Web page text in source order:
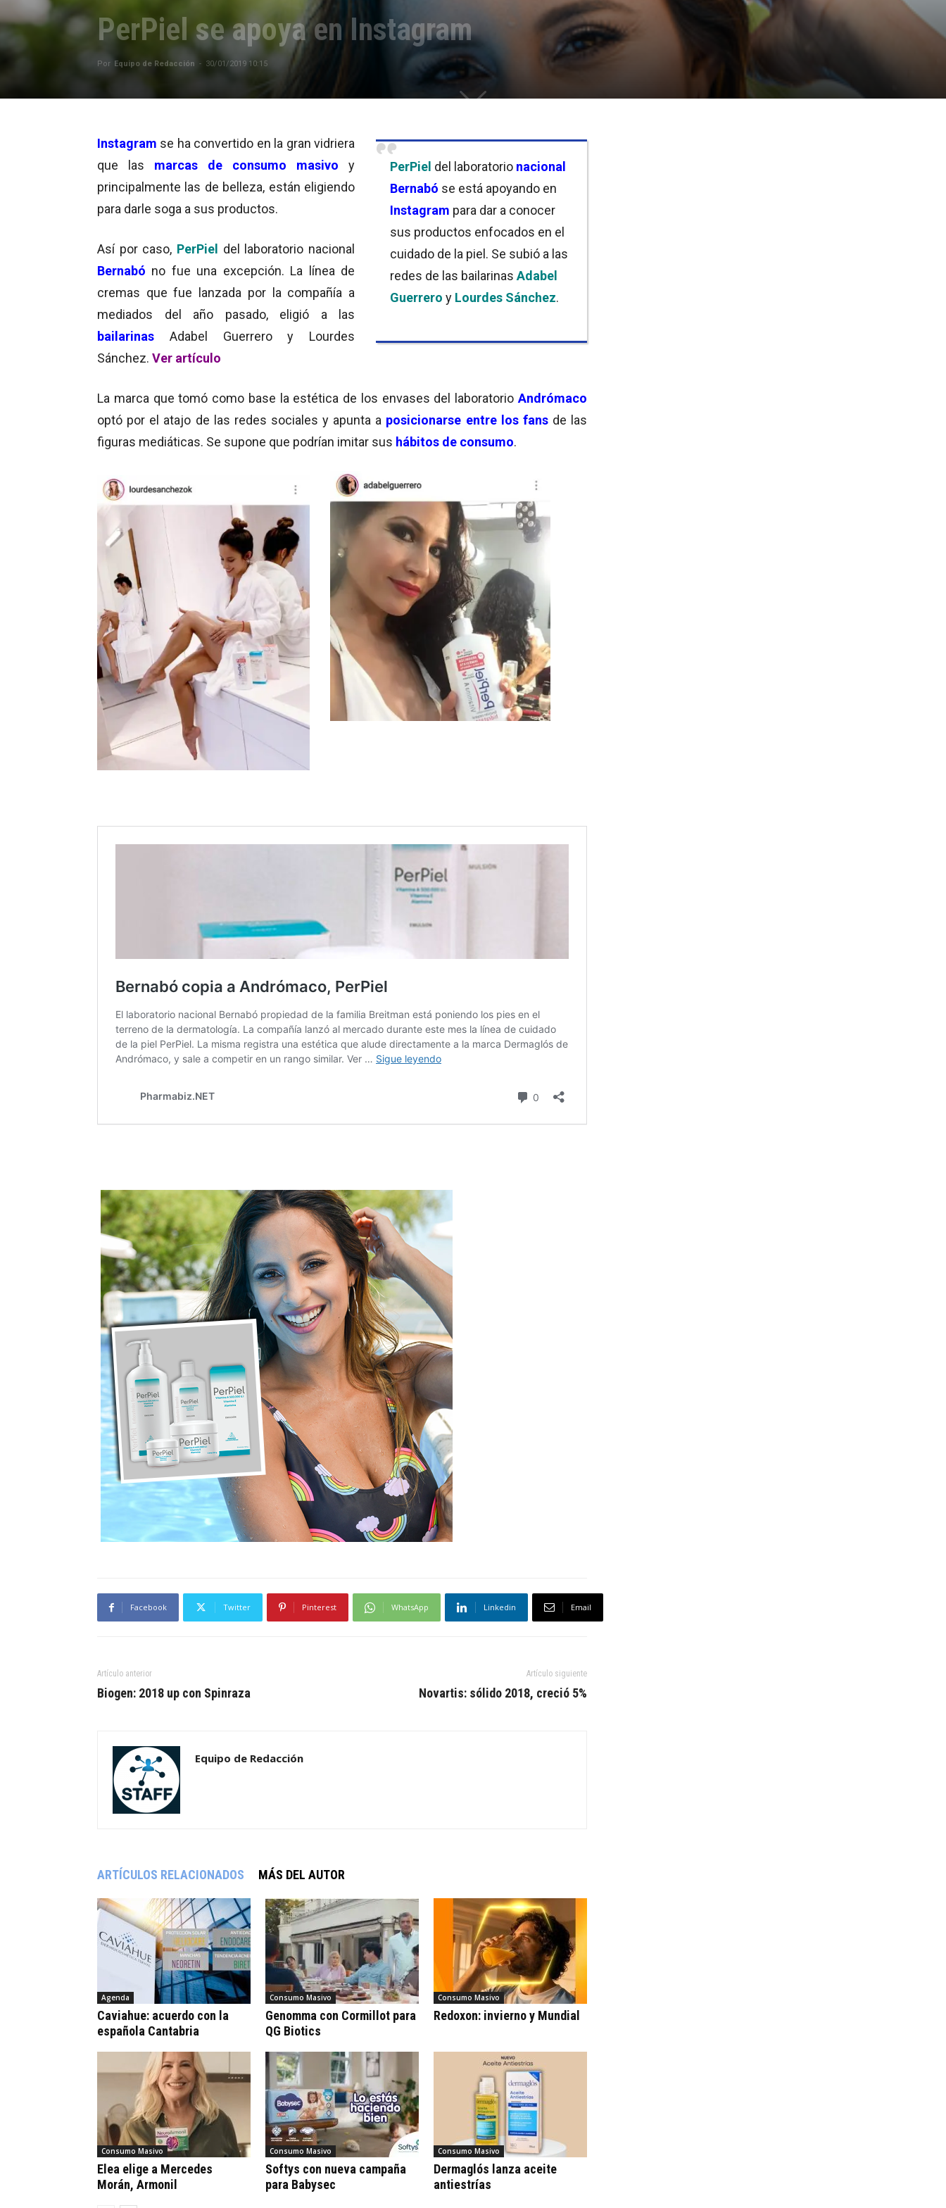
PerPiel se apoya en Instagram
Por Equipo de Redacción - 30/01/2019 10:15
PerPiel del laboratorio nacional
Bernabó se está apoyando en
Instagram para dar a conocer
sus productos enfocados en el
cuidado de la piel. Se subió a las
redes de las bailarinas Adabel
Guerrero y Lourdes Sánchez.
Instagram se ha convertido en la gran vidriera
que las marcas de consumo masivo
y
principalmente las de belleza, están eligiendo
para darle soga a sus productos.
Así por caso, PerPiel del laboratorio nacional
Bernabó no fue una excepción. La línea de
cremas que fue lanzada por la compañía a
mediados del año pasado, eligió a las
bailarinas Adabel Guerrero y Lourdes
Sánchez. Ver artículo
La marca que tomó como base la estética de los envases del laboratorio Andrómaco
optó por el atajo de las redes sociales y apunta a posicionarse entre los fansde las
figuras mediáticas. Se supone que podrían imitar sus hábitos de consumo.
Facebook Twitter Pinterest WhatsApp Linkedin Email
Artículo anterior
Biogen: 2018 up con Spinraza
Artículo siguiente
Novartis: sólido 2018, creció 5%
Equipo de Redacción
ARTÍCULOS RELACIONADOS MÁS DEL AUTOR
Agenda
Caviahue: acuerdo con la
española Cantabria
Consumo Masivo
Genomma con Cormillot para
QG Biotics
Consumo Masivo
Redoxon: invierno y Mundial
Consumo Masivo
Elea elige a Mercedes
Morán, Armonil
Consumo Masivo
Softys con nueva campaña
para Babysec
Consumo Masivo
Dermaglós lanza aceite
antiestrías